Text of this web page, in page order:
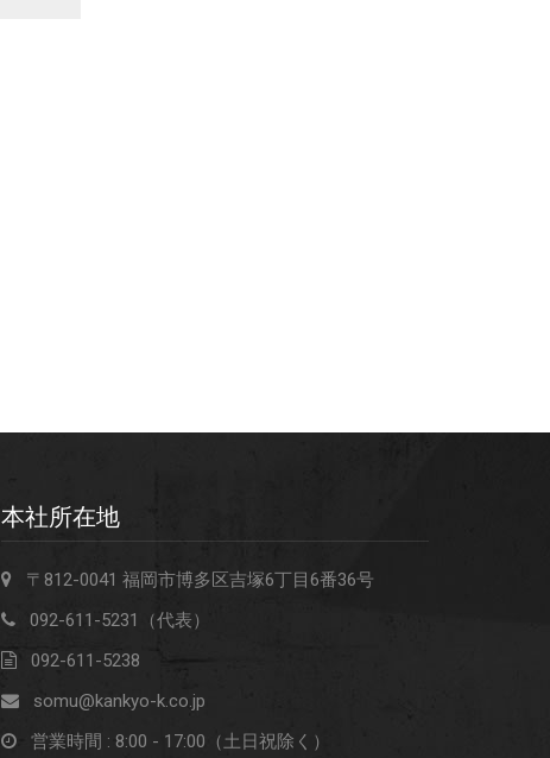
本社所在地
〒812-0041 福岡市博多区吉塚6丁目6番36号
092-611-5231（代表）
092-611-5238
somu@kankyo-k.co.jp
営業時間 : 8:00 - 17:00（土日祝除く）